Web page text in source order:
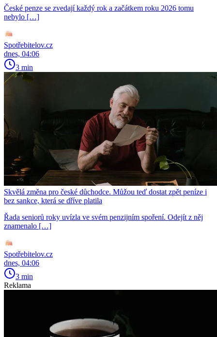
České penze se zvedají každý rok a začátkem roku 2026 tomu
nebylo […]
Spotřebitelov.cz
dnes, 04:06
3 min
Skvělá změna pro české důchodce. Můžou teď dostat zpět peníze i
bez sankce, která se dříve platila
Řada seniorů roky uvízla ve svém penzijním spoření. Odejít z něj
znamenalo […]
Spotřebitelov.cz
dnes, 04:06
3 min
Reklama